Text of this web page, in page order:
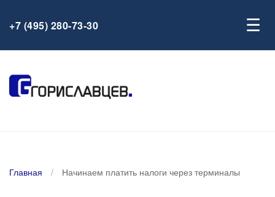
+7 (495) 280-73-30 ☰
Главная / Начинаем платить налоги через терминалы